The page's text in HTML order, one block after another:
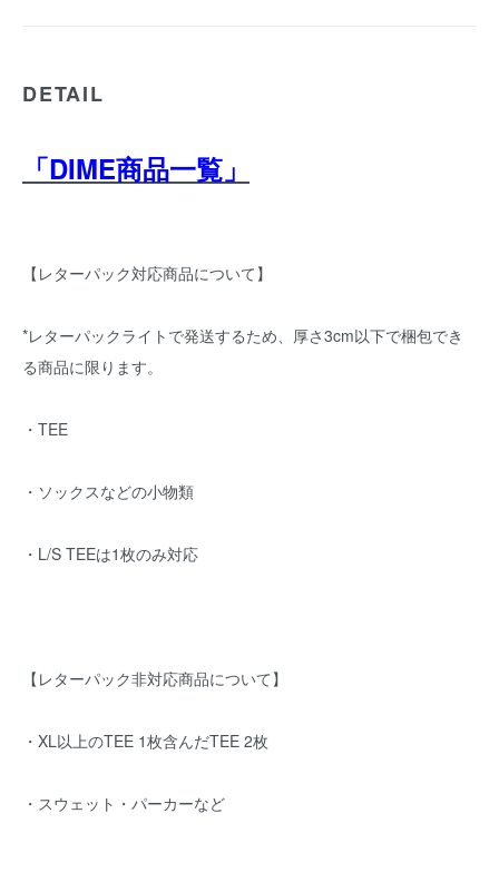
DETAIL
「DIME商品一覧」
【レターパック対応商品について】
*レターパックライトで発送するため、厚さ3cm以下で梱包でき
る商品に限ります。
・TEE
・ソックスなどの小物類
・L/S TEEは1枚のみ対応
【レターパック非対応商品について】
・XL以上のTEE 1枚含んだTEE 2枚
・スウェット・パーカーなど